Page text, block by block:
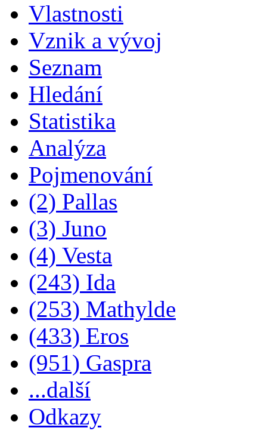
Vlastnosti
Vznik a vývoj
Seznam
Hledání
Statistika
Analýza
Pojmenování
(2) Pallas
(3) Juno
(4) Vesta
(243) Ida
(253) Mathylde
(433) Eros
(951) Gaspra
...další
Odkazy